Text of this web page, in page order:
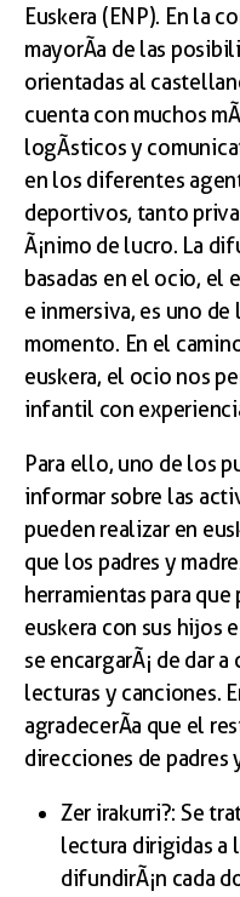
Euskera (ENP). En la
mayorÃ­a de las
orientadas al
cuenta con muchos
logÃ­sticos y
en los diferentes
deportivos, tanto
Ã¡nimo de lucro. La
basadas en el ocio, el
e inmersiva, es uno
momento. En el
euskera, el ocio nos
infantil con
Para ello, uno de los
informar sobre las
pueden realizar en
que los padres y
herramientas para
euskera con sus hijos
se encargarÃ¡ de dar
lecturas y canciones.
agradecerÃ­a que el
direcciones de padres
Zer irakurri?: Se
lectura dirigidas a
difundirÃ¡n cada